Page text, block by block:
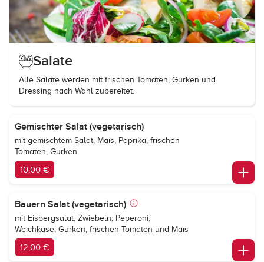
Salate
Alle Salate werden mit frischen Tomaten, Gurken und
Dressing nach Wahl zubereitet.
Gemischter Salat (vegetarisch)
mit gemischtem Salat, Mais, Paprika, frischen
Tomaten, Gurken
10,00 €
Bauern Salat (vegetarisch)
mit Eisbergsalat, Zwiebeln, Peperoni,
Weichkäse, Gurken, frischen Tomaten und Mais
12,00 €